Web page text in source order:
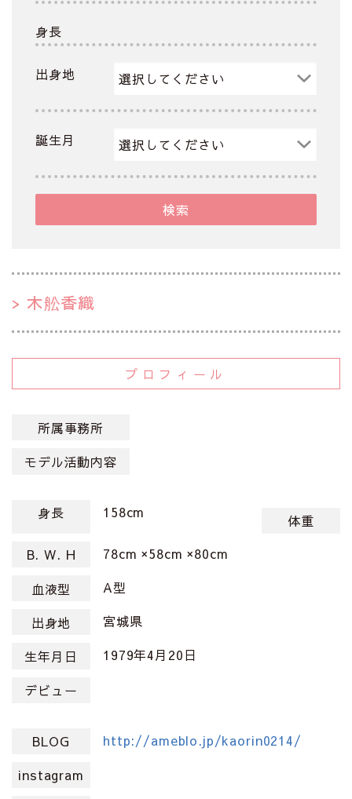
身長
出身地
誕生月
検索
木舩香織
プロフィール
所属事務所
モデル活動内容
身長 158cm
体重
B. W. H
78cm ×58cm ×80cm
血液型 A型
出身地 宮城県
生年月日 1979年4月20日
デビュー
BLOG http://ameblo.jp/kaorin0214/
instagram